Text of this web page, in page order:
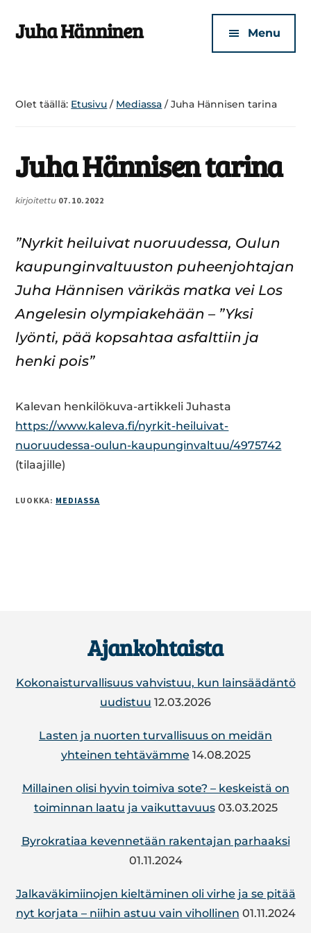
main
footer
menu
Juha Hänninen Menu
Olet täällä: Etusivu / Mediassa / Juha Hännisen tarina
Juha Hännisen tarina
kirjoitettu 07.10.2022
”Nyrkit hei­lui­vat nuo­ruu­des­sa, Oulun
kau­pun­gin­val­tuus­ton pu­heen­joh­ta­jan
Juha Hän­ni­sen värikäs matka vei Los
An­ge­le­sin olym­pia­ke­hään – ”Yksi
lyönti, pää kop­sah­taa as­falt­tiin ja
henki pois”
Kalevan henkilökuva-artikkeli Juhasta
https://www.kaleva.fi/nyrkit-heiluivat-
nuoruudessa-oulun-kaupunginvaltuu/4975742
(tilaajille)
LUOKKA: MEDIASSA
Ajankohtaista
Kokonaisturvallisuus vahvistuu, kun lainsäädäntö
uudistuu 12.03.2026
Lasten ja nuorten turvallisuus on meidän
yhteinen tehtävämme 14.08.2025
Mil­lai­nen olisi hyvin toimiva sote? – kes­keis­tä on
toi­min­nan laatu ja vai­kut­ta­vuus 03.03.2025
By­ro­kra­tiaa ke­ven­ne­tään ra­ken­ta­jan par­haak­si
01.11.2024
Jal­ka­vä­ki­mii­no­jen kiel­tä­mi­nen oli virhe ja se pitää
nyt korjata – niihin astuu vain vi­hol­li­nen 01.11.2024